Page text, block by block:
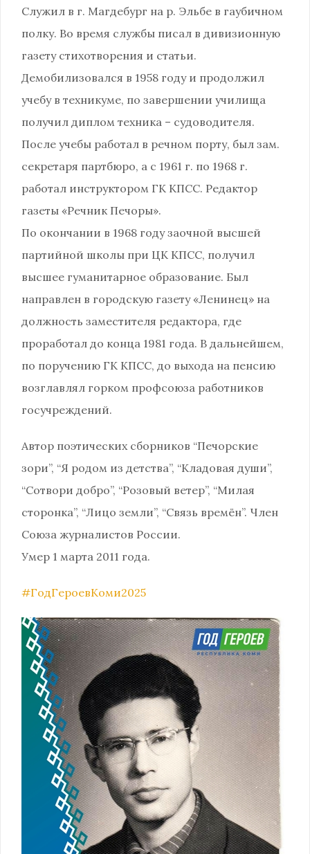
Служил в г. Магдебург на р. Эльбе в гаубичном
полку. Во время службы писал в дивизионную
газету стихотворения и статьи.
Демобилизовался в 1958 году и продолжил
учебу в техникуме, по завершении училища
получил диплом техника – судоводителя.
После учебы работал в речном порту, был зам.
секретаря партбюро, а с 1961 г. по 1968 г.
работал инструктором ГК КПСС. Редактор
газеты «Речник Печоры».
По окончании в 1968 году заочной высшей
партийной школы при ЦК КПСС, получил
высшее гуманитарное образование. Был
направлен в городскую газету «Ленинец» на
должность заместителя редактора, где
проработал до конца 1981 года. В дальнейшем,
по поручению ГК КПСС, до выхода на пенсию
возглавлял горком профсоюза работников
госучреждений.
Автор поэтических сборников “Печорские
зори”, “Я родом из детства”, “Кладовая души”,
“Сотвори добро”, “Розовый ветер”, “Милая
сторонка”, “Лицо земли”, “Связь времён”. Член
Союза журналистов России.
Умер 1 марта 2011 года.
#ГодГероевКоми2025